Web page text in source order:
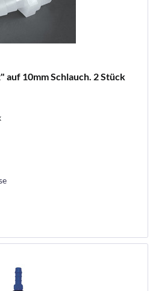
10mm Schlauch. 2 Stück